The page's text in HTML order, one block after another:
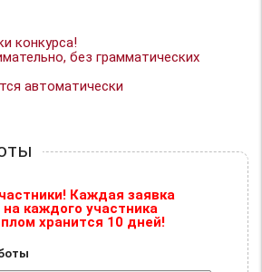
конкурса!
без грамматических
автоматически
Каждая заявка
каждого участника
хранится 10 дней!